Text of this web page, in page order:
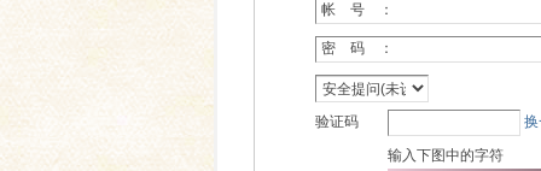
帐 号 ：
密 码 ：
验证码
输入下图中的字符